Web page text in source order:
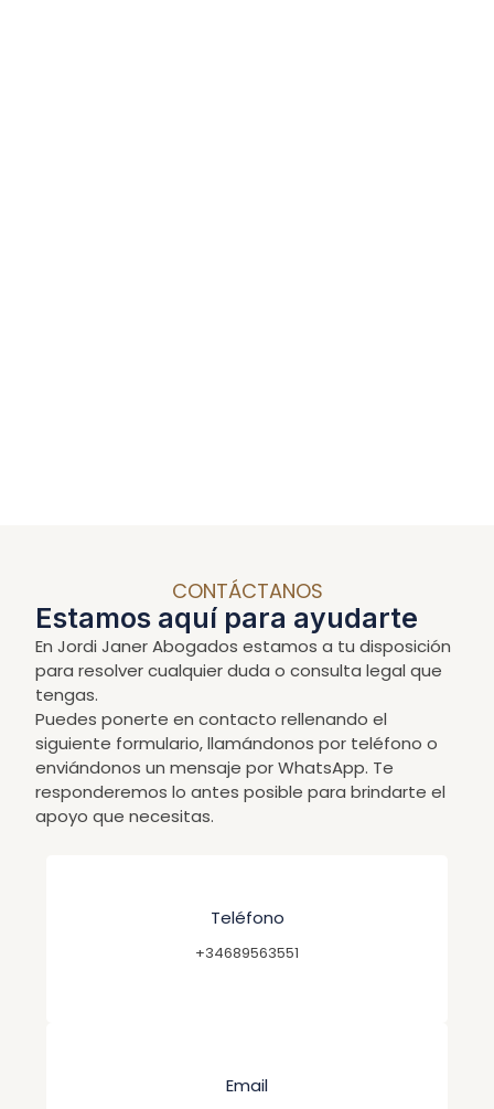
CONTÁCTANOS
Estamos aquí para ayudarte
En Jordi Janer Abogados estamos a tu disposición
para resolver cualquier duda o consulta legal que
tengas.
Puedes ponerte en contacto rellenando el
siguiente formulario, llamándonos por teléfono o
enviándonos un mensaje por WhatsApp. Te
responderemos lo antes posible para brindarte el
apoyo que necesitas.
Teléfono
+34689563551
Email